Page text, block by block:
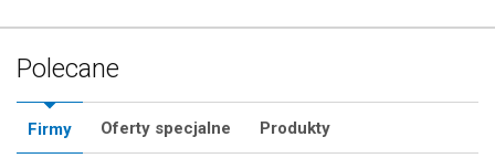
Polecane
Firmy Oferty specjalne Produkty